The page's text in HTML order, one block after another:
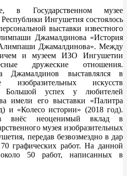
в Государственном музее
Ингушетия состоялось
выставки известного
Джамалдинова «История
Джамалдинова». Между
и музеем ИЗО Ингушетии
дружеские отношения.
Джамалдинов выставлялся в
изобразительных искусств
Большой успех у любителей
имели его выставки «Палитра
и «Колесо истории» (2018 год).
внёс неоценимый вклад в
музея изобразительных
передав безвозмездно в дар
графических работ. На данной
около 50 работ, написанных в